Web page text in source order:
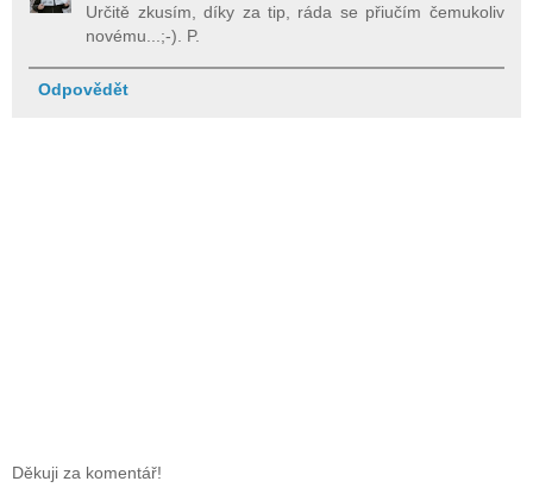
Určitě zkusím, díky za tip, ráda se přiučím čemukoliv
novému...;-). P.
Odpovědět
Děkuji za komentář!